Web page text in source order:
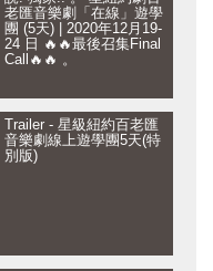
老匯音樂劇「在線」遊學
團 (5天) | 2020年12月19-
24 日 🔥🔥最後召集Final
Call🔥🔥 。
Trailer - 星級紐約百老匯
音樂劇線上遊學團5天(特
別版)